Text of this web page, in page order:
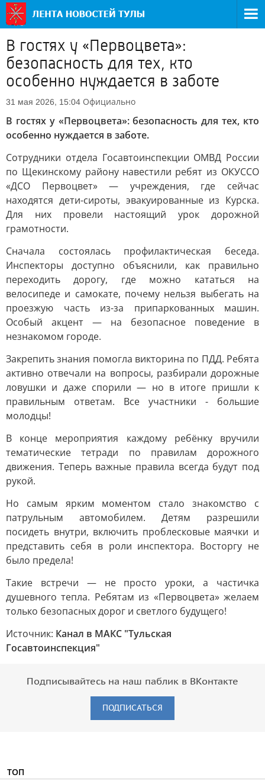
В гостях у «Первоцвета»:
безопасность для тех, кто
особенно нуждается в заботе
31 мая 2026, 15:04 Официально
В гостях у «Первоцвета»: безопасность для тех, кто
особенно нуждается в заботе.
Сотрудники отдела Госавтоинспекции ОМВД России
по Щекинскому району навестили ребят из ОКУССО
«ДСО Первоцвет» — учреждения, где сейчас
находятся дети-сироты, эвакуированные из Курска.
Для них провели настоящий урок дорожной
грамотности.
Сначала состоялась профилактическая беседа.
Инспекторы доступно объяснили, как правильно
переходить дорогу, где можно кататься на
велосипеде и самокате, почему нельзя выбегать на
проезжую часть из-за припаркованных машин.
Особый акцент — на безопасное поведение в
незнакомом городе.
Закрепить знания помогла викторина по ПДД. Ребята
активно отвечали на вопросы, разбирали дорожные
ловушки и даже спорили — но в итоге пришли к
правильным ответам. Все участники - большие
молодцы!
В конце мероприятия каждому ребёнку вручили
тематические тетради по правилам дорожного
движения. Теперь важные правила всегда будут под
рукой.
Но самым ярким моментом стало знакомство с
патрульным автомобилем. Детям разрешили
посидеть внутри, включить проблесковые маячки и
представить себя в роли инспектора. Восторгу не
было предела!
Такие встречи — не просто уроки, а частичка
душевного тепла. Ребятам из «Первоцвета» желаем
только безопасных дорог и светлого будущего!
Источник: Канал в МАКС "Тульская
Госавтоинспекция"
Подписывайтесь на наш паблик в ВКонтакте
ПОДПИСАТЬСЯ
ТОП